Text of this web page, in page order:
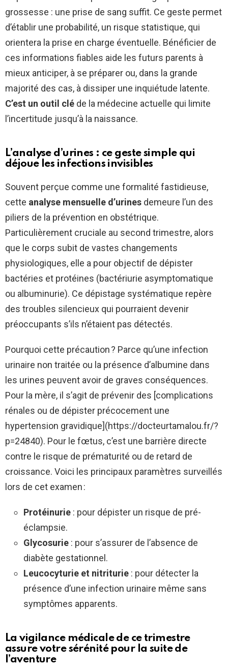
grossesse : une prise de sang suffit. Ce geste permet
d’établir une probabilité, un risque statistique, qui
orientera la prise en charge éventuelle. Bénéficier de
ces informations fiables aide les futurs parents à
mieux anticiper, à se préparer ou, dans la grande
majorité des cas, à dissiper une inquiétude latente.
C’est un outil clé de la médecine actuelle qui limite
l’incertitude jusqu’à la naissance.
L’analyse d’urines : ce geste simple qui
déjoue les infections invisibles
Souvent perçue comme une formalité fastidieuse,
cette analyse mensuelle d’urines demeure l’un des
piliers de la prévention en obstétrique.
Particulièrement cruciale au second trimestre, alors
que le corps subit de vastes changements
physiologiques, elle a pour objectif de dépister
bactéries et protéines (bactériurie asymptomatique
ou albuminurie). Ce dépistage systématique repère
des troubles silencieux qui pourraient devenir
préoccupants s’ils n’étaient pas détectés.
Pourquoi cette précaution ? Parce qu’une infection
urinaire non traitée ou la présence d’albumine dans
les urines peuvent avoir de graves conséquences.
Pour la mère, il s’agit de prévenir des [complications
rénales ou de dépister précocement une
hypertension gravidique](https://docteurtamalou.fr/?
p=24840). Pour le fœtus, c’est une barrière directe
contre le risque de prématurité ou de retard de
croissance. Voici les principaux paramètres surveillés
lors de cet examen :
Protéinurie : pour dépister un risque de pré-
éclampsie.
Glycosurie : pour s’assurer de l’absence de
diabète gestationnel.
Leucocyturie et nitriturie : pour détecter la
présence d’une infection urinaire même sans
symptômes apparents.
La vigilance médicale de ce trimestre
assure votre sérénité pour la suite de
l’aventure